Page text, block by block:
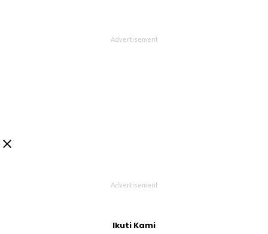

Ikuti Kami